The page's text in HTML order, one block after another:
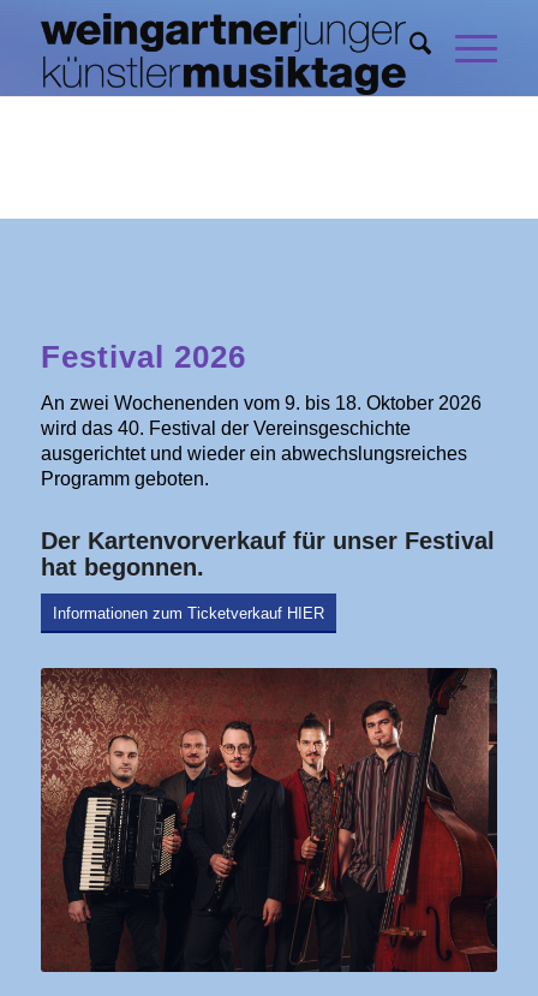
Festival 2026
An zwei Wochenenden vom 9. bis 18. Oktober 2026
wird das 40. Festival der Vereinsgeschichte
ausgerichtet und wieder ein abwechslungsreiches
Programm geboten.
Der Kartenvorverkauf für unser Festival
hat begonnen.
Informationen zum Ticketverkauf HIER